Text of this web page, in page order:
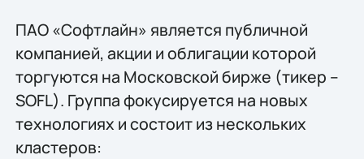
ПАО «Софтлайн» является публичной
компанией, акции и облигации которой
торгуются на Московской бирже (тикер –
SOFL). Группа фокусируется на новых
технологиях и состоит из нескольких
кластеров: